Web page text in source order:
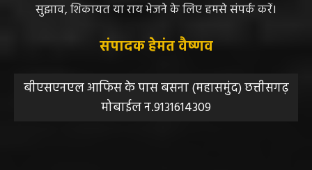
सुझाव, शिकायत या राय भेजने के लिए हमसे संपर्क करें।
संपादक हेमंत वैष्णव
बीएसएनएल आफिस के पास बसना (महासमुंद) छत्तीसगढ़
मोबाईल न.9131614309